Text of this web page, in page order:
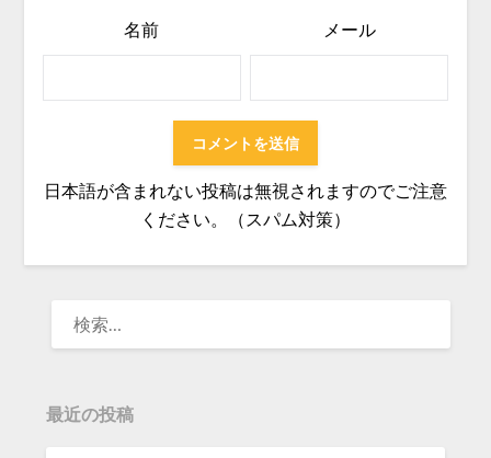
名前 メール
日本語が含まれない投稿は無視されますのでご注意
ください。（スパム対策）
最近の投稿